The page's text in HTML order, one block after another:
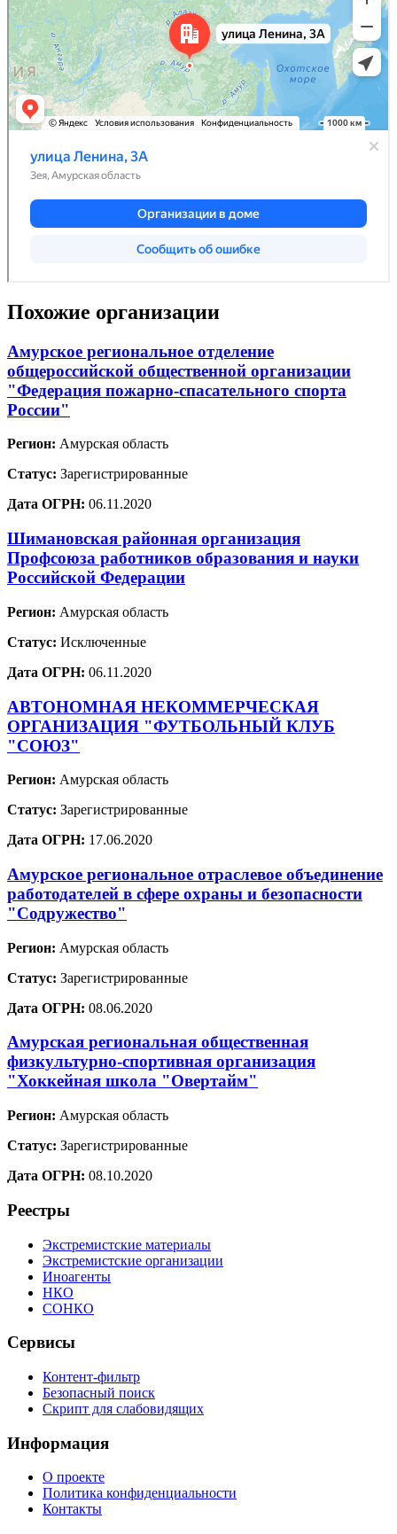
Похожие организации
Амурское региональное отделение
общероссийской общественной организации
"Федерация пожарно-спасательного спорта
России"
Регион: Амурская область
Статус: Зарегистрированные
Дата ОГРН: 06.11.2020
Шимановская районная организация
Профсоюза работников образования и науки
Российской Федерации
Регион: Амурская область
Статус: Исключенные
Дата ОГРН: 06.11.2020
АВТОНОМНАЯ НЕКОММЕРЧЕСКАЯ
ОРГАНИЗАЦИЯ "ФУТБОЛЬНЫЙ КЛУБ
"СОЮЗ"
Регион: Амурская область
Статус: Зарегистрированные
Дата ОГРН: 17.06.2020
Амурское региональное отраслевое объединение
работодателей в сфере охраны и безопасности
"Содружество"
Регион: Амурская область
Статус: Зарегистрированные
Дата ОГРН: 08.06.2020
Амурская региональная общественная
физкультурно-спортивная организация
"Хоккейная школа "Овертайм"
Регион: Амурская область
Статус: Зарегистрированные
Дата ОГРН: 08.10.2020
Реестры
Экстремистские материалы
Экстремистские организации
Иноагенты
НКО
СОНКО
Сервисы
Контент-фильтр
Безопасный поиск
Скрипт для слабовидящих
Информация
О проекте
Политика конфиденциальности
Контакты